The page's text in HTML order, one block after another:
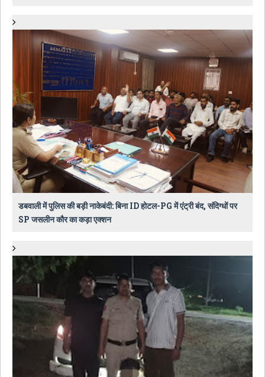
डबवाली में पुलिस की बड़ी नाकेबंदी: बिना ID होटल-PG में एंट्री बंद, संदिग्धों पर
SP जसलीन कौर का कड़ा एक्शन